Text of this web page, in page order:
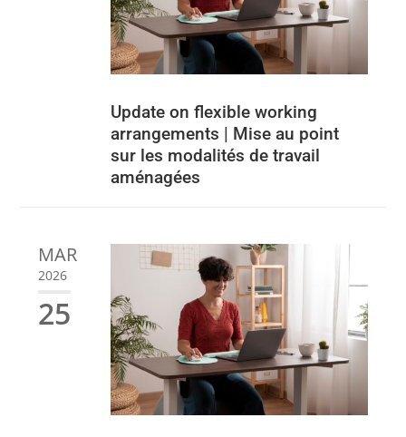
Update on flexible working
arrangements | Mise au point
sur les modalités de travail
aménagées
MAR
2026
25